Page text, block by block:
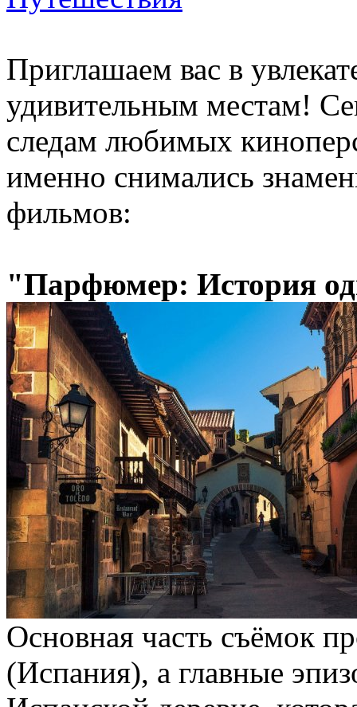
Приглашаем вас в
удивительным местам!
следам любимых
именно снимались
фильмов:
"Парфюмер: История
Основная часть съёмок
(Испания), а главные